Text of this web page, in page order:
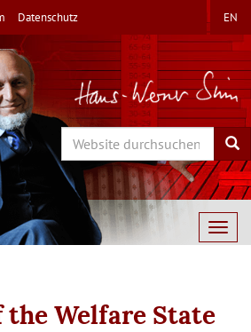
Datenschutz EN
Search
the Welfare State